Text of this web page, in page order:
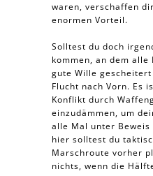
waren, verschaffen
enormen Vorteil.
Solltest du doch
kommen, an dem
gute Wille
Flucht nach Vorn. Es
Konflikt durch
einzudämmen, um
alle Mal unter Beweis
hier solltest du
Marschroute vorher
nichts, wenn die